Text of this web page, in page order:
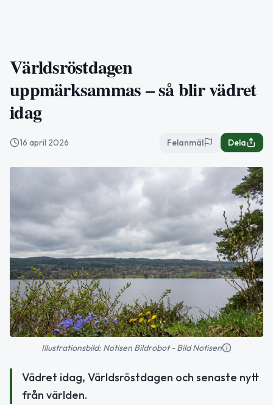
Världsröstdagen
uppmärksammas – så blir vädret
idag
16 april 2026 Felanmäl Dela
Illustrationsbild: Notisen Bildrobot - Bild Notisen
Vädret idag, Världsröstdagen och senaste nytt
från världen.